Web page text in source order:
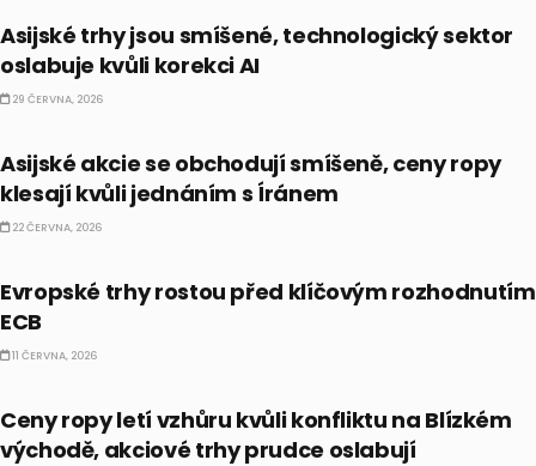
Asijské trhy jsou smíšené, technologický sektor
oslabuje kvůli korekci AI
29 ČERVNA, 2026
Asijské akcie se obchodují smíšeně, ceny ropy
klesají kvůli jednáním s Íránem
22 ČERVNA, 2026
Evropské trhy rostou před klíčovým rozhodnutím
ECB
11 ČERVNA, 2026
Ceny ropy letí vzhůru kvůli konfliktu na Blízkém
východě, akciové trhy prudce oslabují